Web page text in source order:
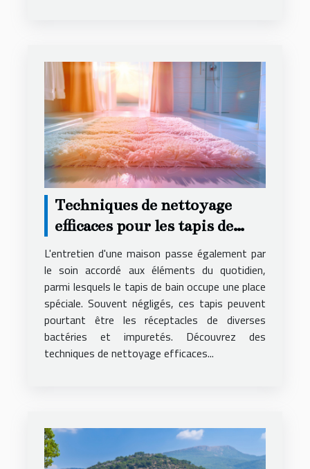
Techniques de nettoyage
efficaces pour les tapis de
bain
L'entretien d'une maison passe également par
le soin accordé aux éléments du quotidien,
parmi lesquels le tapis de bain occupe une place
spéciale. Souvent négligés, ces tapis peuvent
pourtant être les réceptacles de diverses
bactéries et impuretés. Découvrez des
techniques de nettoyage efficaces...